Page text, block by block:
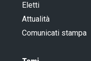
Eletti
Attualità
Comunicati stampa